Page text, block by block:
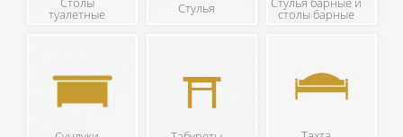
туалетные Стулья столы барные